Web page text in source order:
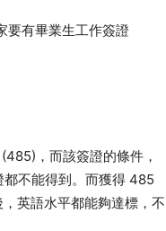
要有畢業生工作簽證
，而該簽證的條件，
不能得到。而獲得 485
英語水平都能夠達標，不